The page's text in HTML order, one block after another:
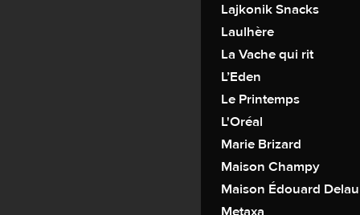
Lajkonik Snacks
Laulhère
La Vache qui rit
L’Eden
Le Printemps
L'Oréal
Marie Brizard
Maison Champy
Maison Édouard